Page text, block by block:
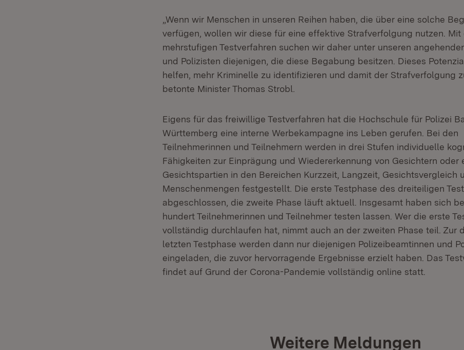
„Wenn wir Menschen in unseren Reihen haben, die über eine solche
verfügen, wollen wir diese für eine effektive Strafverfolgung nutzen. Mit
mehrstufigen Testverfahren suchen wir daher unter unseren
und Polizisten diejenigen, die diese Begabung besitzen. Dieses
helfen, mehr Kriminelle zu identifizieren und damit der Strafverfolgung
betonte Minister Thomas Strobl.
Eigens für das freiwillige Testverfahren hat die Hochschule für Polizei
Württemberg eine interne Werbekampagne ins Leben gerufen. Bei den
Teilnehmerinnen und Teilnehmern werden in drei Stufen individuelle
Fähigkeiten zur Einprägung und Wiedererkennung von Gesichtern oder
Gesichtspartien in den Bereichen Kurzzeit, Langzeit, Gesichtsvergleich
Menschenmengen festgestellt. Die erste Testphase des dreiteiligen
abgeschlossen, die zweite Phase läuft aktuell. Insgesamt haben sich
hundert Teilnehmerinnen und Teilnehmer testen lassen. Wer die erste
vollständig durchlaufen hat, nimmt auch an der zweiten Phase teil. Zur
letzten Testphase werden dann nur diejenigen Polizeibeamtinnen und
eingeladen, die zuvor hervorragende Ergebnisse erzielt haben. Das
findet auf Grund der Corona-Pandemie vollständig online statt.
Weitere Meldungen